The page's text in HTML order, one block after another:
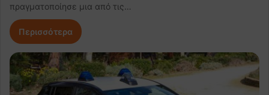
πραγματοποίησε μια από τις…
Περισσότερα